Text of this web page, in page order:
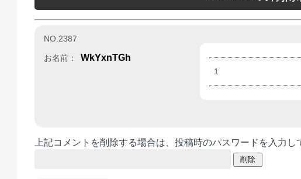
NO.2387
お名前： WkYxnTGh
1
上記コメントを削除する場合は、投稿時のパスワードを入力し